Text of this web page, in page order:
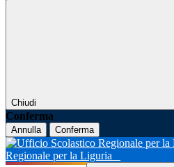
Chiudi
Conferma
Annulla Conferma
Regionale per la Liguria